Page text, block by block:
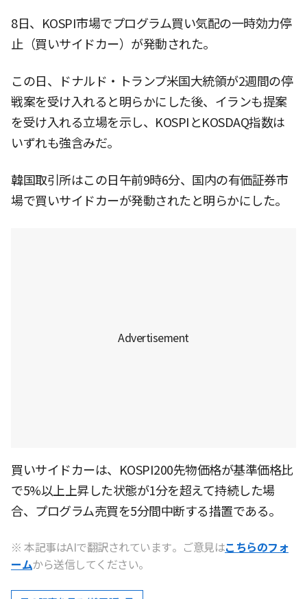
8日、KOSPI市場でプログラム買い気配の一時効力停
止（買いサイドカー）が発動された。
この日、ドナルド・トランプ米国大統領が2週間の停
戦案を受け入れると明らかにした後、イランも提案
を受け入れる立場を示し、KOSPIとKOSDAQ指数は
いずれも強含みだ。
韓国取引所はこの日午前9時6分、国内の有価証券市
場で買いサイドカーが発動されたと明らかにした。
買いサイドカーは、KOSPI200先物価格が基準価格比
で5%以上上昇した状態が1分を超えて持続した場
合、プログラム売買を5分間中断する措置である。
※ 本記事はAIで翻訳されています。ご意見はこちらのフォ
ームから送信してください。